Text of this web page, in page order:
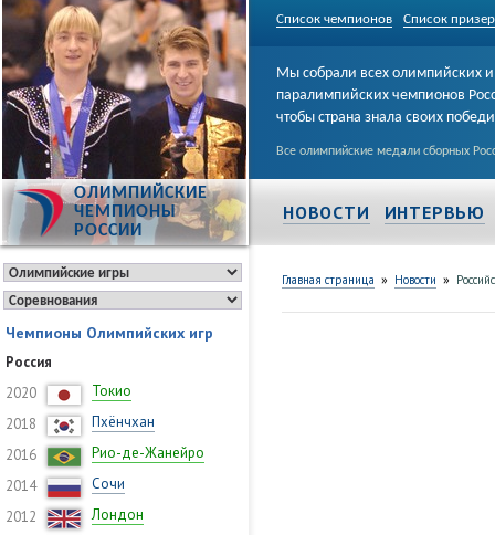
Список чемпионов Список
ОЛИМПИЙСКИЕ
ЧЕМПИОНЫ
РОССИИ
Мы собрали всех олимпийских и
паралимпийских чемпионов
чтобы страна знала своих
Все олимпийские медали сборных
НОВОСТИ ИНТЕРВЬЮ
Чемпионы Олимпийских игр
Россия
2020
Токио
2018
Пхёнчхан
2016
Рио-де-Жанейро
2014
Сочи
2012
Лондон
Главная страница » Новости »